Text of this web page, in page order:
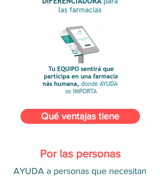
Qué ventajas tiene
Por las personas
AYUDA a personas que necesitan